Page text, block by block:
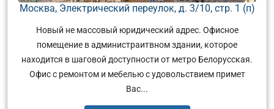
Москва, Электрический переулок, д. 3/10, стр. 1 (п)
Новый не массовый юридический адрес. Офисное
помещение в администраитвном здании, которое
находится в шаговой доступности от метро Белорусская.
Офис с ремонтом и мебелью с удовольствием примет
Вас...